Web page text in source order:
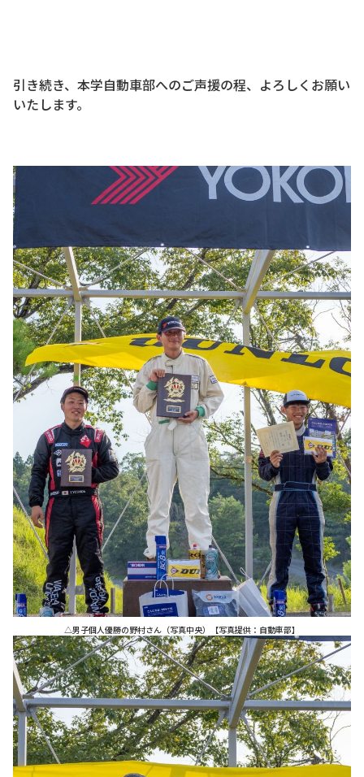
引き続き、本学自動車部へのご声援の程、よろしくお願い
いたします。
△男子個人優勝の野村さん（写真中央）【写真提供：自動車部】